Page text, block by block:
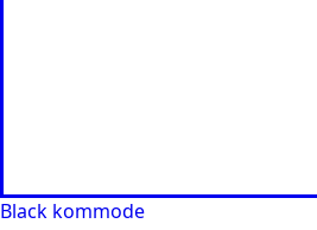
Black kommode